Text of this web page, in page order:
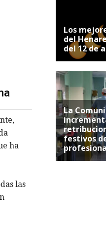
ha
las